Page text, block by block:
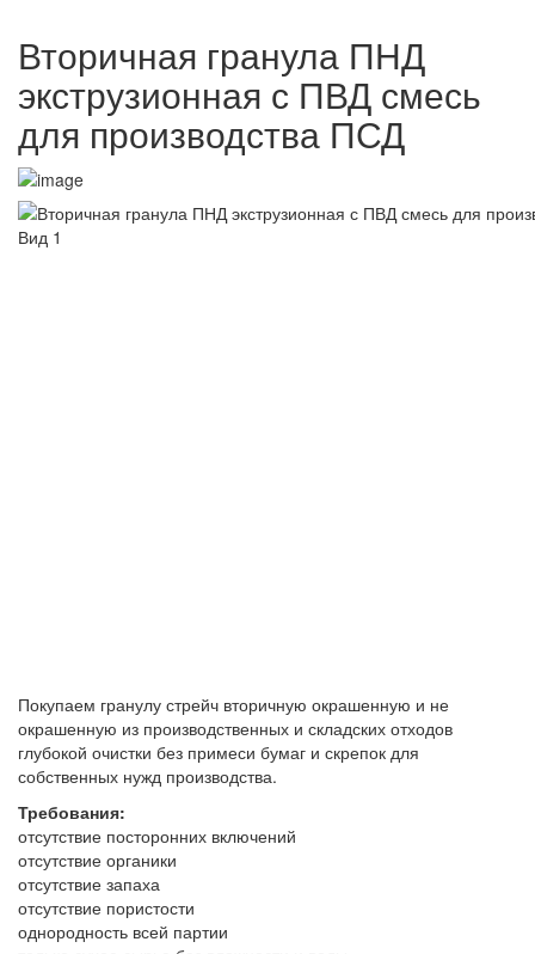
Вторичная гранула ПНД
экструзионная с ПВД смесь
для производства ПСД
Покупаем гранулу стрейч вторичную окрашенную и не
окрашенную из производственных и складских отходов
глубокой очистки без примеси бумаг и скрепок для
собственных нужд производства.
Требования:
отсутствие посторонних включений
отсутствие органики
отсутствие запаха
отсутствие пористости
однородность всей партии